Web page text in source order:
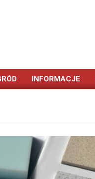
INFORMACJE